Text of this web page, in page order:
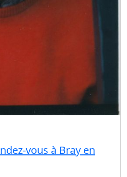
vous à Bray en